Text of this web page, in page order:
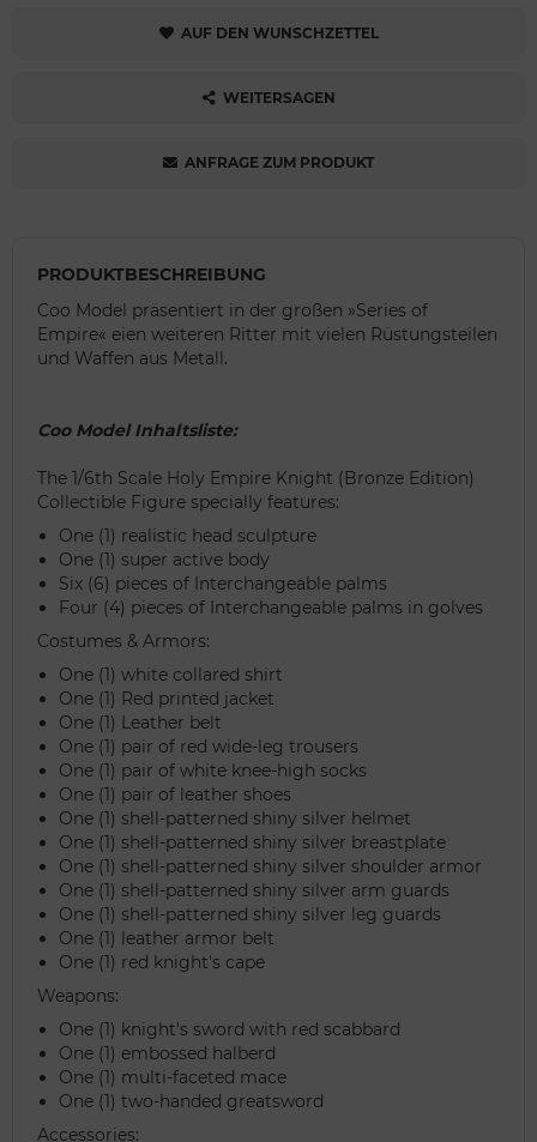
AUF DEN WUNSCHZETTEL
WEITERSAGEN
ANFRAGE ZUM PRODUKT
PRODUKTBESCHREIBUNG
Coo Model präsentiert in der großen »Series of
Empire« eien weiteren Ritter mit vielen Rüstungsteilen
und Waffen aus Metall.
Coo Model Inhaltsliste:
The 1/6th Scale Holy Empire Knight (Bronze Edition)
Collectible Figure specially features:
One (1) realistic head sculpture
One (1) super active body
Six (6) pieces of Interchangeable palms
Four (4) pieces of Interchangeable palms in golves
Costumes & Armors:
One (1) white collared shirt
One (1) Red printed jacket
One (1) Leather belt
One (1) pair of red wide-leg trousers
One (1) pair of white knee-high socks
One (1) pair of leather shoes
One (1) shell-patterned shiny silver helmet
One (1) shell-patterned shiny silver breastplate
One (1) shell-patterned shiny silver shoulder armor
One (1) shell-patterned shiny silver arm guards
One (1) shell-patterned shiny silver leg guards
One (1) leather armor belt
One (1) red knight's cape
Weapons:
One (1) knight's sword with red scabbard
One (1) embossed halberd
One (1) multi-faceted mace
One (1) two-handed greatsword
Accessories: